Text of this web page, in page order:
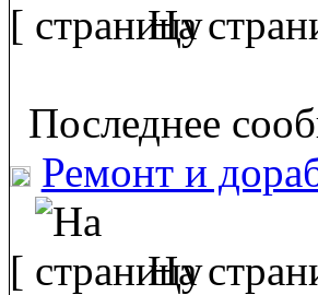
[ На
Последнее
Ремонт и
[ На